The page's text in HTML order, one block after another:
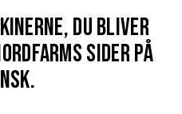
du bliver
sider på